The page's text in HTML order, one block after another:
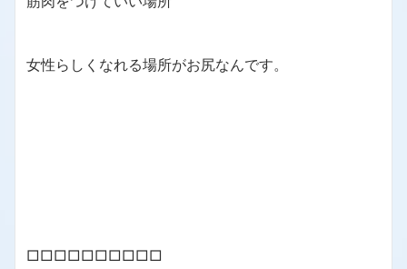
女性らしくなれる場所がお尻なんです。
□□□□□□□□□□